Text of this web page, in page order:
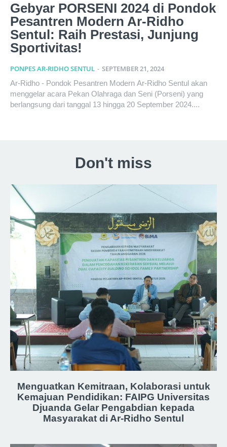
Gebyar PORSENI 2024 di Pondok
Pesantren Modern Ar-Ridho
Sentul: Raih Prestasi, Junjung
Sportivitas!
PONPES AR-RIDHO SENTUL - SEPTEMBER 21, 2024
Ar-Ridho - Pondok Pesantren Modern Ar-Ridho Sentul akan
menggelar acara Pekan Olahraga dan Seni (Porseni) yang
berlangsung dari tanggal 13 hingga 20 September 2024....
Don't miss
Menguatkan Kemitraan, Kolaborasi untuk
Kemajuan Pendidikan: FAIPG Universitas
Djuanda Gelar Pengabdian kepada
Masyarakat di Ar-Ridho Sentul